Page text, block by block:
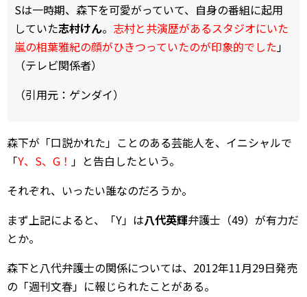
Sは一時期、森下を可愛がっていて、自身の番組に起用
していた志村けん。 志村と共演歴があるスタジオにいた
嵐の相葉雅紀の顔がひきつっていたのが印象的でした 」
（テレビ関係者）
（引用元：ゲンダイ）
森下が「口説かれた」ことのある芸能人を、イニシャルで
「Y、S、G！ 」と告白したという。
それぞれ、いったい誰なのだろうか。
まず上記によると、「Y」は八代英輝弁護士（49）が有力だ
とか。
森下と八代弁護士の関係については、2012年11月29日発売
の「週刊文春」に報じられたことがある。